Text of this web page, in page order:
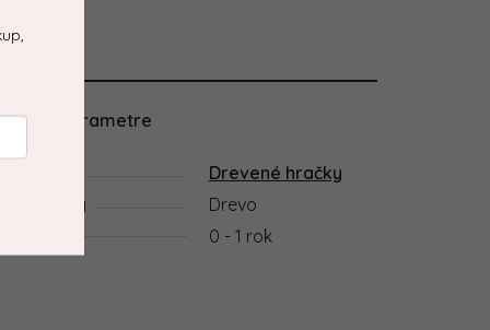
parametre
Drevené hračky
hračky
Drevo
0 - 1 rok